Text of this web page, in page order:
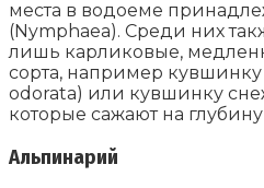
места в водоеме
(Nymphaea). Среди них
лишь карликовые,
сорта, например
odorata) или кувшинку
которые сажают на
Альпинарий